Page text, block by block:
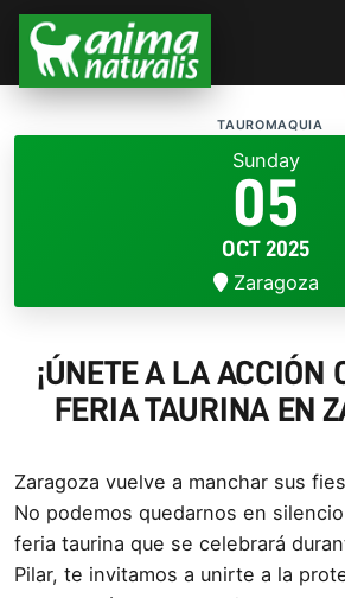
TAUROMAQUIA
Sunday
05
OCT 2025
Zaragoza
¡ÚNETE A LA ACCIÓN
FERIA TAURINA EN
Zaragoza vuelve a manchar sus
No podemos quedarnos en
feria taurina que se celebrará
Pilar, te invitamos a unirte a la